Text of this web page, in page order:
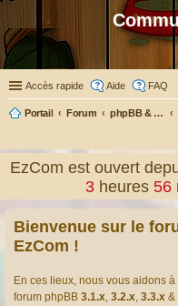
Accès rapide Aide FAQ
Portail Forum phpBB & Co
EzCom est ouvert
3 heures 56
Bienvenue sur le
EzCom !
En ces lieux, nous vous aidons
forum phpBB 3.1.x, 3.2.x, 3.3.x &